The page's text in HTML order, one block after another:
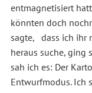
entmagnetisiert
könnten doch
sagte, dass ich ihr
heraus suche, ging
sah ich es: Der
Entwurfmodus. Ich